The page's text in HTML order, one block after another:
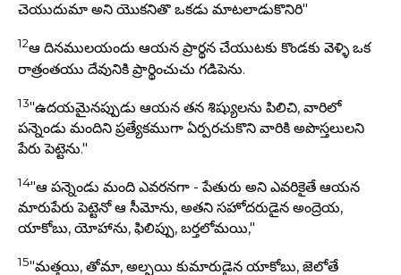
చెయుదుమా అని యొకనితొ ఒకడు మాటలాడుకొనిరి"
12ఆ దినములయందు ఆయన ప్రార్థన చేయుటకు కొండకు వెళ్ళి ఒక
రాత్రంతయు దేవునికి ప్రార్థించుచు గడిపెను.
13"ఉదయమైనప్పుడు ఆయన తన శిష్యులను పిలిచి, వారిలో
పన్నెండు మందిని ప్రత్యేకముగా ఏర్పరచుకొని వారికి అపొస్తలులని
పేరు పెట్టెను."
14"ఆ పన్నెండు మంది ఎవరనగా - పేతురు అని ఎవరికైతే ఆయన
మారుపేరు పెట్టెనో ఆ సీమోను, అతని సహోదరుడైన అంద్రెయ,
యాకోబు, యోహాను, ఫిలిప్పు, బర్తలోమయి,"
15"మత్తయి, తోమా, అల్ఫయి కుమారుడైన యాకోబు, జెలోతే